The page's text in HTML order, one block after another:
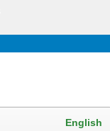
English